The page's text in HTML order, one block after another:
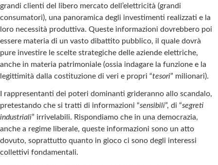
grandi clienti del libero mercato dell’elettricità (grandi
consumatori), una panoramica degli investimenti realizzati e la
loro necessità produttiva. Queste informazioni dovrebbero poi
essere materia di un vasto dibattito pubblico, il quale dovrà
pure investire le scelte strategiche delle aziende elettriche,
anche in materia patrimoniale (ossia indagare la funzione e la
legittimità dalla costituzione di veri e propri “tesori” milionari).
I rappresentanti dei poteri dominanti grideranno allo scandalo,
pretestando che si tratti di informazioni “sensibili”, di “segreti
industriali” irrivelabili. Rispondiamo che in una democrazia,
anche a regime liberale, queste informazioni sono un atto
dovuto, soprattutto quanto in gioco ci sono degli interessi
collettivi fondamentali.